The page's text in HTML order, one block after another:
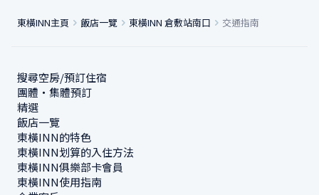
東橫INN主頁 飯店一覽 東橫INN 倉敷站南口 交通指南
搜尋空房/預訂住宿
團體・集體預訂
精選
飯店一覽
東橫INN的特色
東橫INN划算的入住方法
東橫INN俱樂部卡會員
東橫INN使用指南